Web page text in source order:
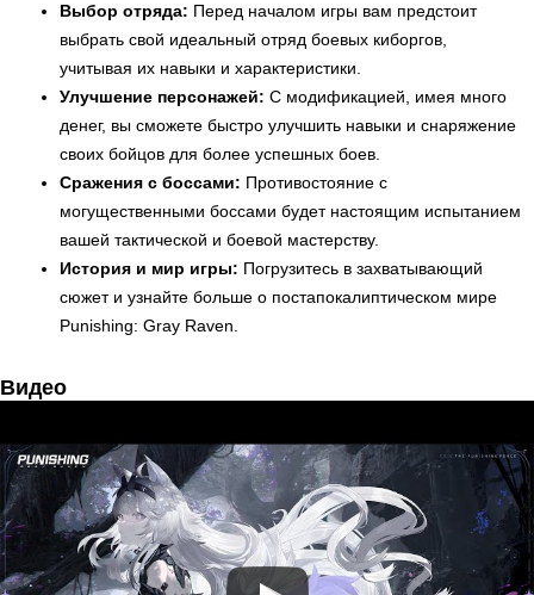
Выбор отряда: Перед началом игры вам предстоит
выбрать свой идеальный отряд боевых киборгов,
учитывая их навыки и характеристики.
Улучшение персонажей: С модификацией, имея много
денег, вы сможете быстро улучшить навыки и снаряжение
своих бойцов для более успешных боев.
Сражения с боссами: Противостояние с
могущественными боссами будет настоящим испытанием
вашей тактической и боевой мастерству.
История и мир игры: Погрузитесь в захватывающий
сюжет и узнайте больше о постапокалиптическом мире
Punishing: Gray Raven.
Видео